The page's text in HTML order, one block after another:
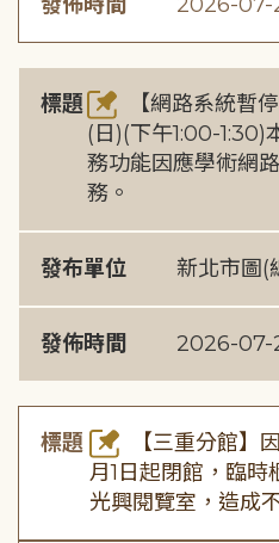
發佈時間 2026-07-
標題
【網路系統暫
(日)(下午1:00-1:30)
務功能因應學術網
務。
發布單位 新北市圖(
發佈時間 2026-07-
標題
【三重分館】
月1日起閉館，臨
光興閱覽室，造成